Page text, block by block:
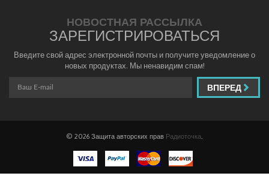
НОВОСТНАЯ РАССЫЛКА
ЗАРЕГИСТРИРОВАТЬСЯ
Введите свой адрес электронной почты и получите уведомление о
новых продуктах. Мы ненавидим спам!
ВПЕРЕД
© 2026 Защита авторских прав Радиоточка.